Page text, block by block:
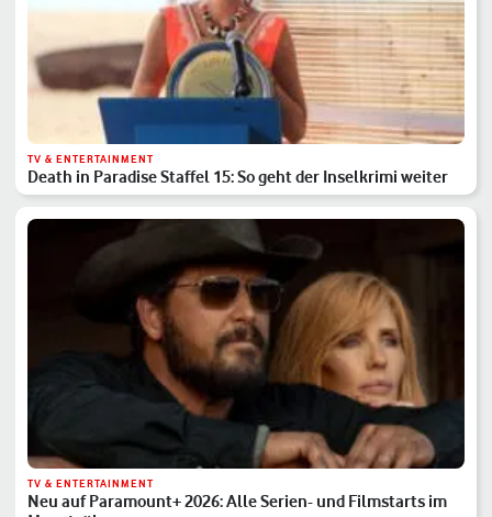
TV & ENTERTAINMENT
Death in Paradise Staffel 15: So geht der Inselkrimi weiter
TV & ENTERTAINMENT
Neu auf Paramount+ 2026: Alle Serien- und Filmstarts im